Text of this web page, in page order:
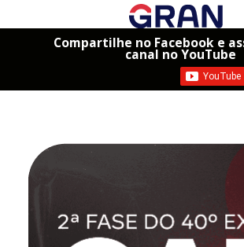
Compartilhe no Facebook e
canal no YouTube